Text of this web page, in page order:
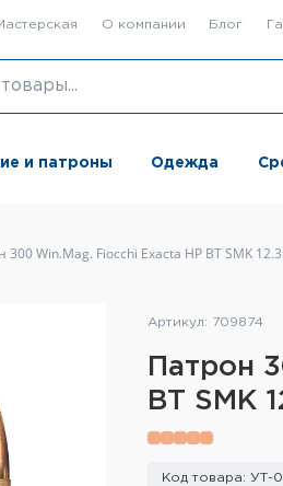
О компании Блог
и патроны Одежда
300 Win.Mag. Fiocchi Exacta HP BT SMK
Артикул: 709874
Патрон
BT SMK
Код товара: УТ-